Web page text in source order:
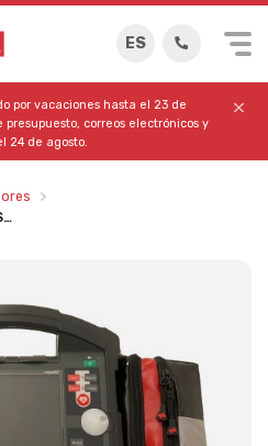
ES
por vacaciones hasta el 23 de
correos electrónicos y
24 de agosto.